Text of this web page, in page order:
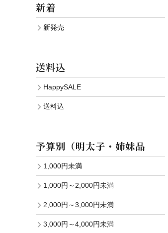
新着
新発売
送料込
HappySALE
送料込
予算別（明太子・姉妹品
1,000円未満
1,000円～2,000円未満
2,000円～3,000円未満
3,000円～4,000円未満